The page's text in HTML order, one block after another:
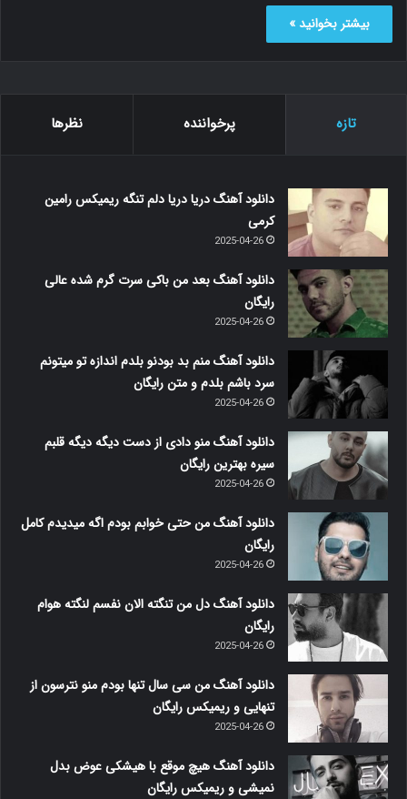
بیشتر بخوانید »
تازه پرخواننده نظرها
دانلود آهنگ دریا دریا دلم تنگه ریمیکس رامین
کرمی
2025-04-26
دانلود آهنگ بعد من باکی سرت گرم شده عالی
رایگان
2025-04-26
دانلود آهنگ منم بد بودنو بلدم اندازه تو میتونم
سرد باشم بلدم و متن رایگان
2025-04-26
دانلود آهنگ منو دادی از دست دیگه دیگه قلبم
سیره بهترین رایگان
2025-04-26
دانلود آهنگ من حتی خوابم بودم اگه میدیدم کامل
رایگان
2025-04-26
دانلود آهنگ دل من تنگته الان نفسم لنگته هوام
رایگان
2025-04-26
دانلود آهنگ من سی سال تنها بودم منو نترسون از
تنهایی و ریمیکس رایگان
2025-04-26
دانلود آهنگ هیچ موقع با هیشکی عوض بدل
نمیشی و ریمیکس رایگان